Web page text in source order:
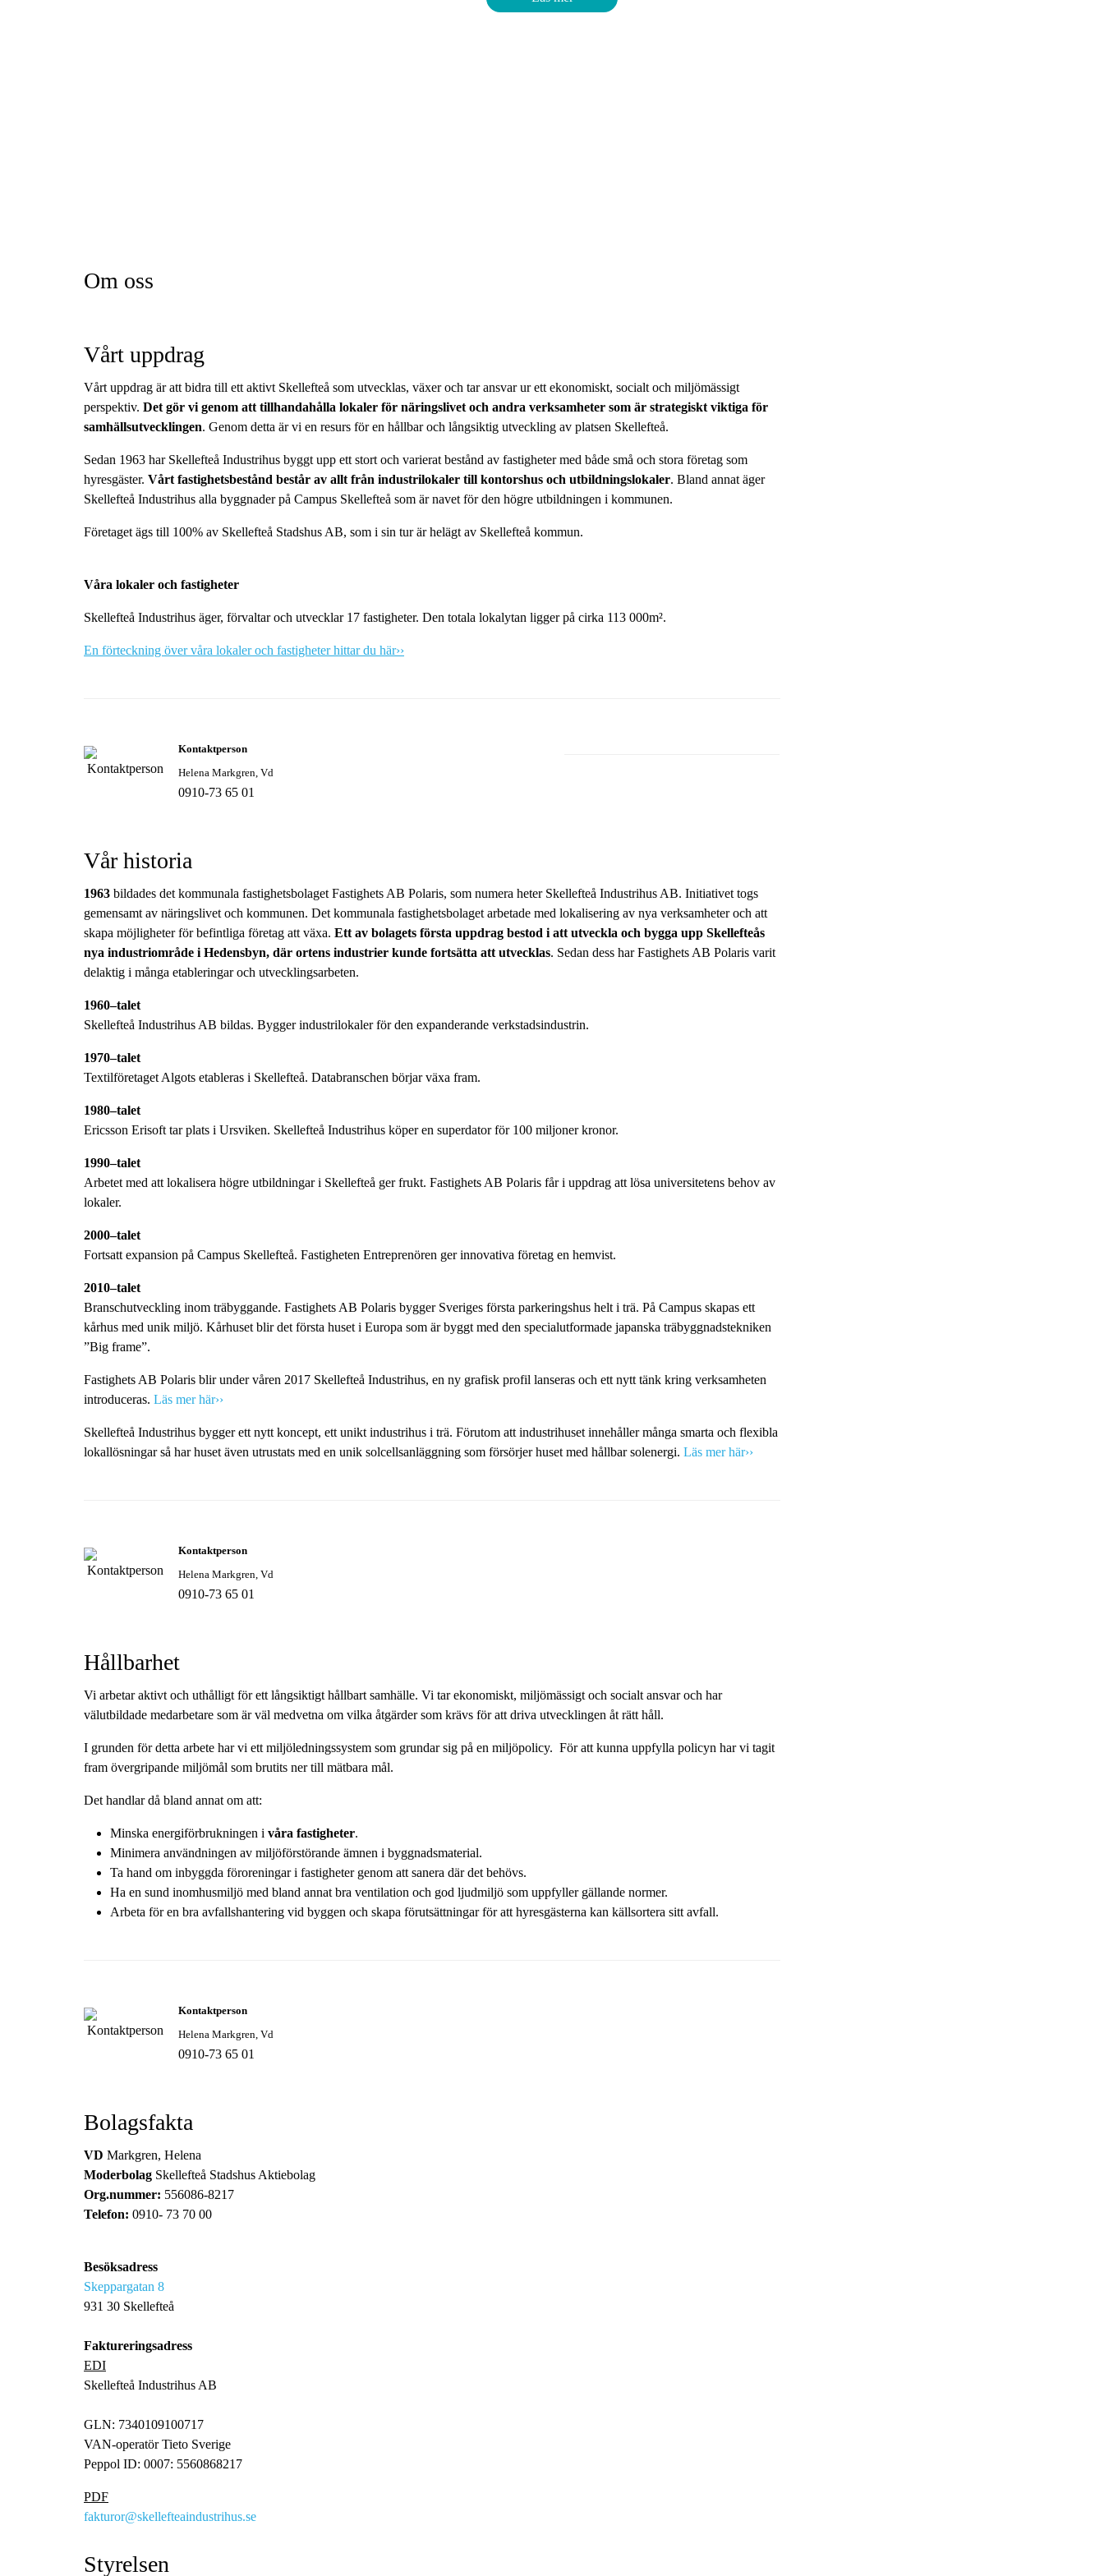
Om oss
Vårt uppdrag
Vårt uppdrag är att bidra till ett aktivt Skellefteå som utvecklas, växer och tar ansvar ur ett ekonomiskt, socialt och miljömässigt
perspektiv. Det gör vi genom att tillhandahålla lokaler för näringslivet och andra verksamheter som är strategiskt viktiga för
samhällsutvecklingen. Genom detta är vi en resurs för en hållbar och långsiktig utveckling av platsen Skellefteå.
Sedan 1963 har Skellefteå Industrihus byggt upp ett stort och varierat bestånd av fastigheter med både små och stora företag som
hyresgäster. Vårt fastighetsbestånd består av allt från industrilokaler till kontorshus och utbildningslokaler. Bland annat äger
Skellefteå Industrihus alla byggnader på Campus Skellefteå som är navet för den högre utbildningen i kommunen.
Företaget ägs till 100% av Skellefteå Stadshus AB, som i sin tur är helägt av Skellefteå kommun.
Våra lokaler och fastigheter
Skellefteå Industrihus äger, förvaltar och utvecklar 17 fastigheter. Den totala lokalytan ligger på cirka 113 000m².
En förteckning över våra lokaler och fastigheter hittar du här››
Kontaktperson
Helena Markgren, Vd
0910-73 65 01
Vår historia
1963 bildades det kommunala fastighetsbolaget Fastighets AB Polaris, som numera heter Skellefteå Industrihus AB. Initiativet togs
gemensamt av näringslivet och kommunen. Det kommunala fastighetsbolaget arbetade med lokalisering av nya verksamheter och att
skapa möjligheter för befintliga företag att växa. Ett av bolagets första uppdrag bestod i att utveckla och bygga upp Skellefteås
nya industriområde i Hedensbyn, där ortens industrier kunde fortsätta att utvecklas. Sedan dess har Fastighets AB Polaris varit
delaktig i många etableringar och utvecklingsarbeten.
1960–talet
Skellefteå Industrihus AB bildas. Bygger industrilokaler för den expanderande verkstadsindustrin.
1970–talet
Textilföretaget Algots etableras i Skellefteå. Databranschen börjar växa fram.
1980–talet
Ericsson Erisoft tar plats i Ursviken. Skellefteå Industrihus köper en superdator för 100 miljoner kronor.
1990–talet
Arbetet med att lokalisera högre utbildningar i Skellefteå ger frukt. Fastighets AB Polaris får i uppdrag att lösa universitetens behov av
lokaler.
2000–talet
Fortsatt expansion på Campus Skellefteå. Fastigheten Entreprenören ger innovativa företag en hemvist.
2010–talet
Branschutveckling inom träbyggande. Fastighets AB Polaris bygger Sveriges första parkeringshus helt i trä. På Campus skapas ett
kårhus med unik miljö. Kårhuset blir det första huset i Europa som är byggt med den specialutformade japanska träbyggnadstekniken
”Big frame”.
Fastighets AB Polaris blir under våren 2017 Skellefteå Industrihus, en ny grafisk profil lanseras och ett nytt tänk kring verksamheten
introduceras. Läs merhär››
Skellefteå Industrihus bygger ett nytt koncept, ett unikt industrihus i trä. Förutom att industrihuset innehåller många smarta och flexibla
lokallösningar så har huset även utrustats med en unik solcellsanläggning som försörjer huset med hållbar solenergi. Läs mer här››
Kontaktperson
Helena Markgren, Vd
0910-73 65 01
Hållbarhet
Vi arbetar aktivt och uthålligt för ett långsiktigt hållbart samhälle. Vi tar ekonomiskt, miljömässigt och socialt ansvar och har
välutbildade medarbetare som är väl medvetna om vilka åtgärder som krävs för att driva utvecklingen åt rätt håll.
I grunden för detta arbete har vi ett miljöledningssystem som grundar sig på en miljöpolicy. För att kunna uppfylla policyn har vi tagit
fram övergripande miljömål som brutits ner till mätbara mål.
Det handlar då bland annat om att:
Minska energiförbrukningen i våra fastigheter.
Minimera användningen av miljöförstörande ämnen i byggnadsmaterial.
Ta hand om inbyggda föroreningar i fastigheter genom att sanera där det behövs.
Ha en sund inomhusmiljö med bland annat bra ventilation och god ljudmiljö som uppfyller gällande normer.
Arbeta för en bra avfallshantering vid byggen och skapa förutsättningar för att hyresgästerna kan källsortera sitt avfall.
Kontaktperson
Helena Markgren, Vd
0910-73 65 01
Bolagsfakta
VD Markgren, Helena
Moderbolag Skellefteå Stadshus Aktiebolag
Org.nummer: 556086-8217
Telefon: 0910- 73 70 00
Besöksadress
Skeppargatan 8
931 30 Skellefteå
Faktureringsadress
EDI
Skellefteå Industrihus AB
GLN: 7340109100717
VAN-operatör Tieto Sverige
Peppol ID: 0007: 5560868217
PDF
fakturor@skellefteaindustrihus.se
Styrelsen